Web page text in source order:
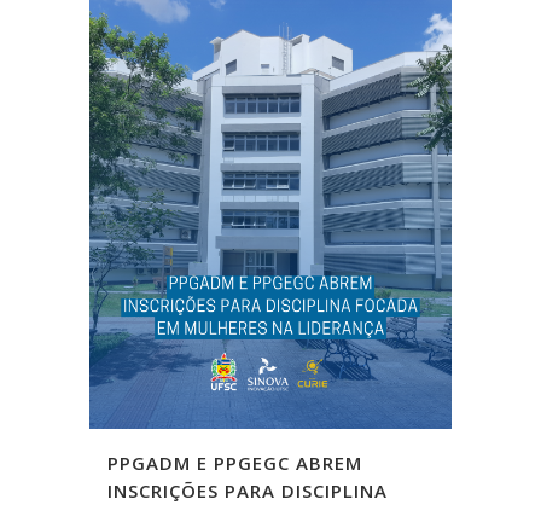
PPGADM E PPGEGC ABREM
INSCRIÇÕES PARA DISCIPLINA